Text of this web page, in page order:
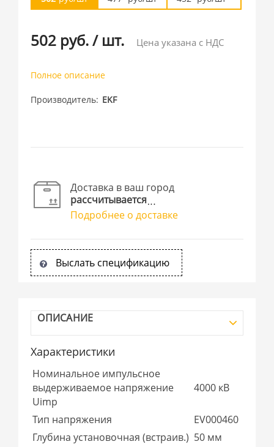
502 руб./ шт. Цена указана с НДС
Полное описание
Производитель EKF
Доставка в ваш город
рассчитывается
Подробнее о доставке
Выслать спецификацию
ОПИСАНИЕ
Характеристики
Номинальное импульсное
выдерживаемое напряжение
Uimp
4000 кВ
Тип напряжения
EV000460
Глубина установочная (встраив.) 50 мм